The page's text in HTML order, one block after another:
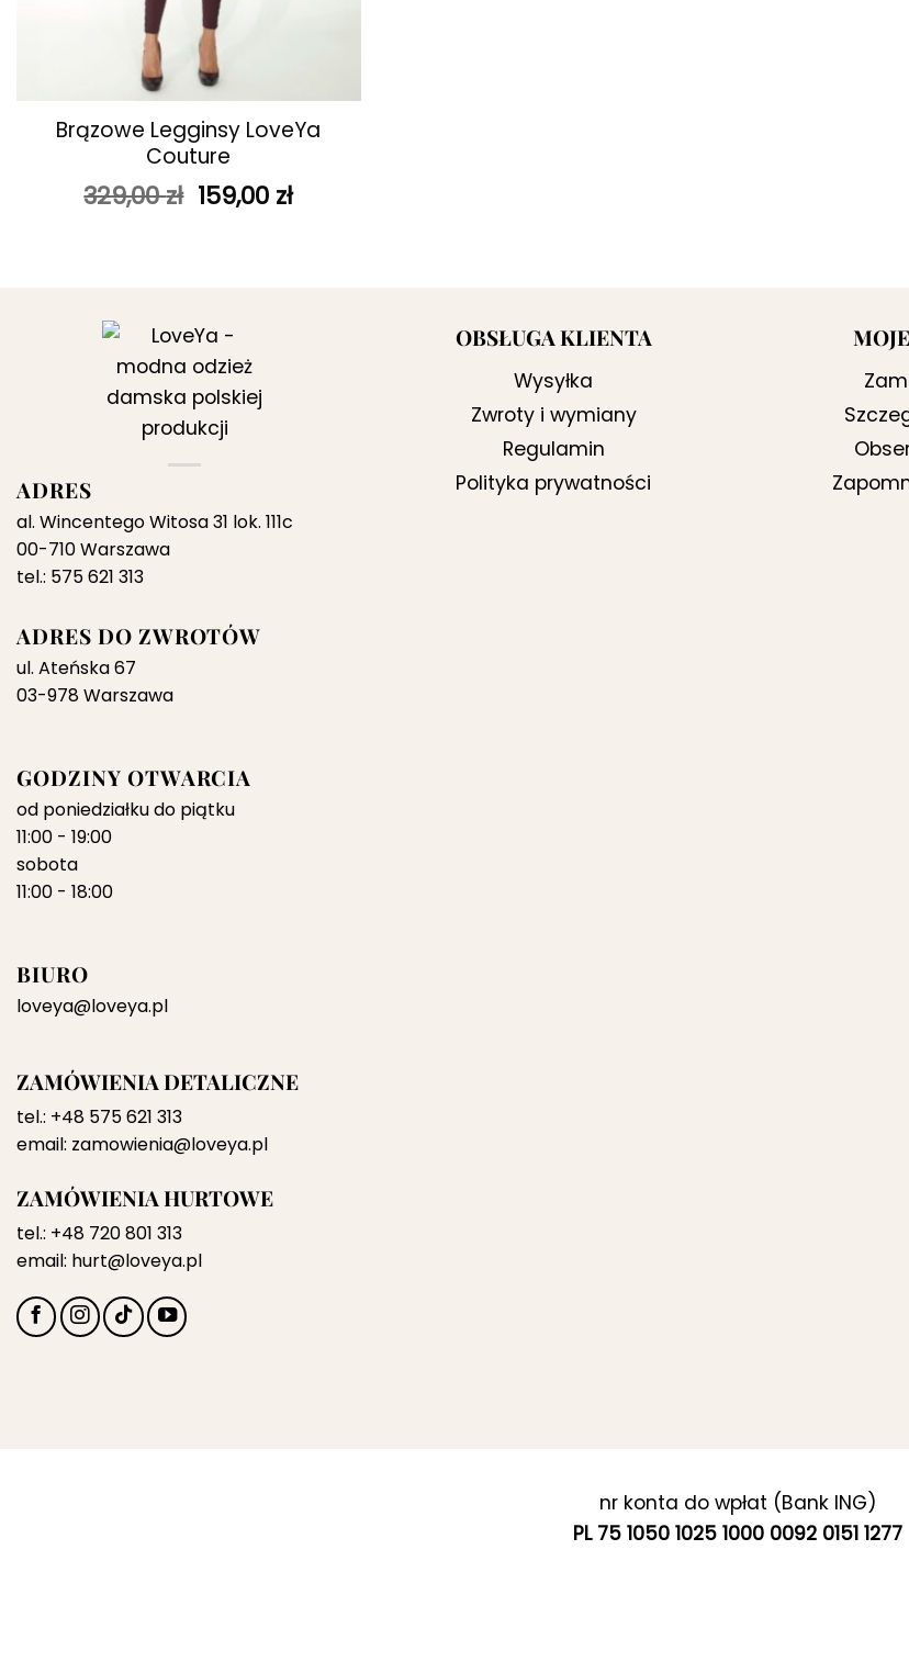
Brązowe Legginsy LoveYa
Couture
329,00zł Pierwotna
cena
159,00 złAktualna
ADRES
al. Wincentego Witosa 31 lok. 111c
00-710 Warszawa
tel.: 575 621 313
ADRES DO ZWROTÓW
ul. Ateńska 67
03-978 Warszawa
GODZINY OTWARCIA
od poniedziałku do piątku
11:00 - 19:00
sobota
11:00 - 18:00
BIURO
loveya@loveya.pl
ZAMÓWIENIA DETALICZNE
tel.: +48 575 621 313
email: zamowienia@loveya.pl
ZAMÓWIENIA HURTOWE
tel.: +48 720 801 313
email: hurt@loveya.pl
OBSŁUGA KLIENTA
Wysyłka
Zwroty i wymiany
Regulamin
Polityka prywatności
nr konta do wpłat (Bank ING)
PL 75 1050 1025 1000 0092 0151 1277